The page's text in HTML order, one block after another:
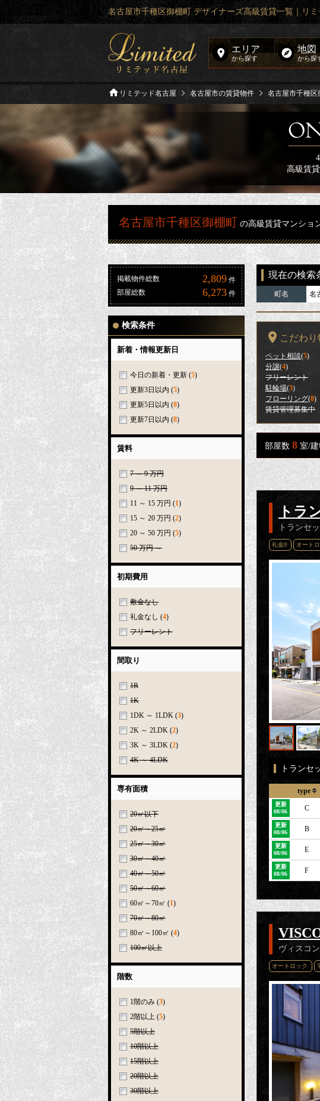
名古屋市千種区御棚町 デザイナーズ高級賃貸一覧｜リ
エリア
から探す
地図
から探
リミテッド名古屋 名古屋市の賃貸物件 名古屋市千種区
高級賃
名古屋市千種区御棚町 の高級賃貸マンショ
掲載物件総数 2,809 件
部屋総数
6,273 件
検索条件
新着・情報更新日
今日の新着・更新 (5)
更新3日以内 (5)
更新5日以内 (8)
更新7日以内 (8)
賃料
7 ～ 9 万円
9 ～ 11 万円
11 ～ 15 万円 (1)
15 ～ 20 万円 (2)
20 ～ 50 万円 (5)
50 万円 ～
初期費用
敷金なし
礼金なし (4)
フリーレント
間取り
1R
1K
1DK ～ 1LDK (3)
2K ～ 2LDK (2)
3K ～ 3LDK (2)
4K ～ 4LDK
専有面積
20㎡以下
20㎡～25㎡
25㎡～30㎡
30㎡～40㎡
40㎡～50㎡
50㎡～60㎡
60㎡～70㎡ (1)
70㎡～80㎡
80㎡～100㎡ (4)
100㎡以上
階数
1階のみ (3)
2階以上 (5)
5階以上
10階以上
15階以上
20階以上
30階以上
現在の検索
町名 名
こだわり
ペット相談(5)
分譲(4)
フリーレント
駐輪場(3)
フローリング(8)
賃貸管理募集中
部屋数 8 室/建
トラ
トランセ
礼金0 オート
トランセ
type
更新
08/06
C
更新
08/06
B
更新
08/06
E
更新
08/06
F
ヴィスコ
オートロック